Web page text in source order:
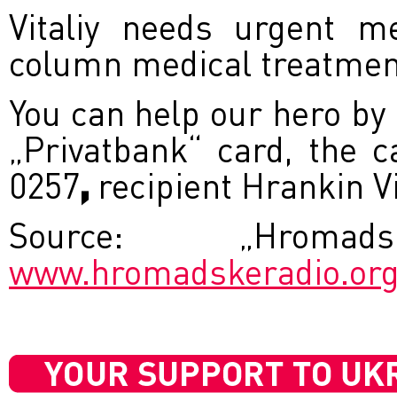
Vitaliy needs urgent
column medical
You can help our hero
„Privatbank“ card, the
0257, recipient Hrankin
Source: